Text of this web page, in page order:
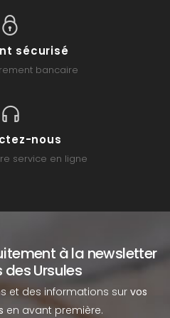
sécurisé
bancaire
nous
service en ligne
à la newsletter
des Ursules
et des informations sur vos
en avant première.